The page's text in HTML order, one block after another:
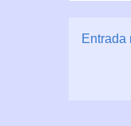
Entrada